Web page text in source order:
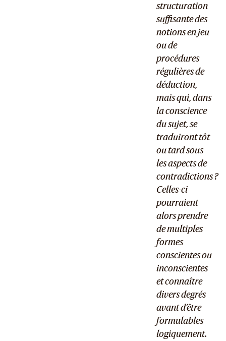
structuration
suffisante des
notions en jeu
ou de
procédures
régulières de
déduction,
mais qui, dans
la conscience
du sujet, se
traduiront tôt
ou tard sous
les aspects de
contradictions ?
Celles-ci
pourraient
alors prendre
de multiples
formes
conscientes ou
inconscientes
et connaître
divers degrés
avant d’être
formulables
logiquement.